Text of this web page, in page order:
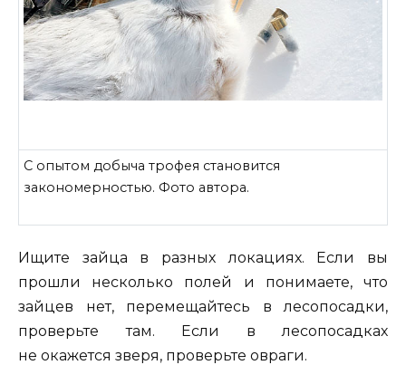
С опытом добыча трофея становится
закономерностью. Фото автора.
Ищите зайца в разных локациях. Если вы
прошли несколько полей и понимаете, что
зайцев нет, перемещайтесь в лесопосадки,
проверьте там. Если в лесопосадках
не окажется зверя, проверьте овраги.